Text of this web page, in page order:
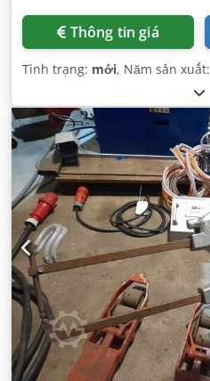
Thông tin giá
Tình trạng: mới, Năm sản xuất: